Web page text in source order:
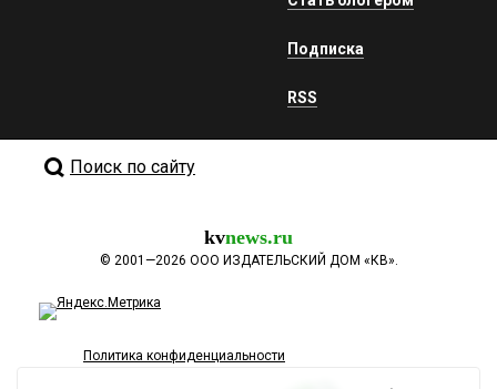
Подписка
RSS
Поиск по сайту
kvnews.ru
© 2001—2026 ООО ИЗДАТЕЛЬСКИЙ ДОМ «КВ».
Политика конфиденциальности